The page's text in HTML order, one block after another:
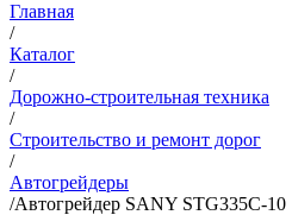
Главная
/
Каталог
/
Дорожно-строительная техника
/
Строительство и ремонт дорог
/
Автогрейдеры
/Автогрейдер SANY STG335C-10